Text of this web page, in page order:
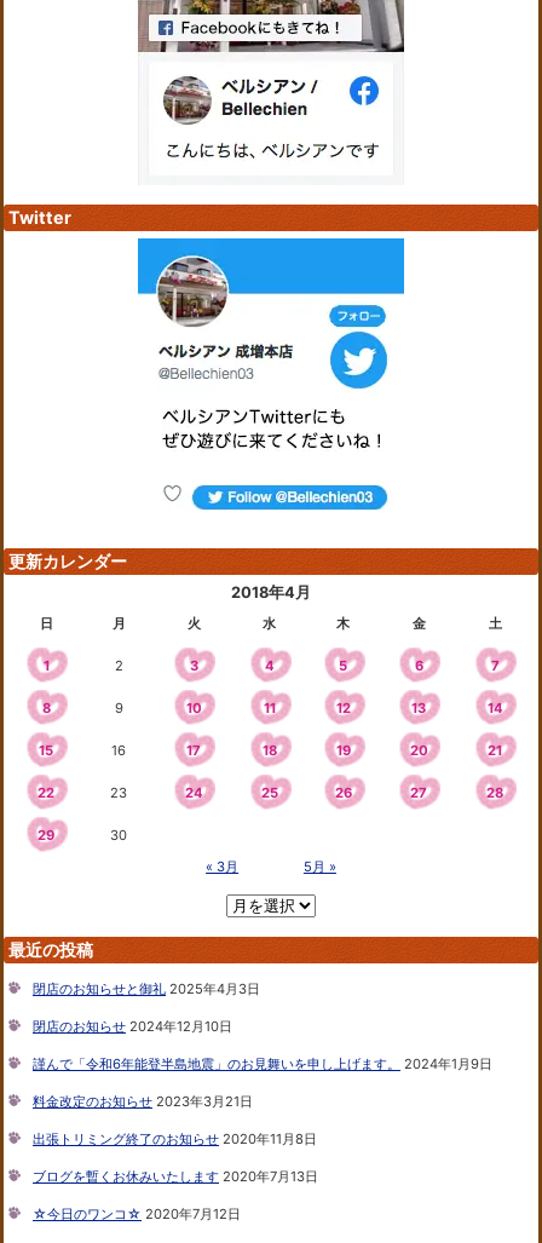
Twitter
更新カレンダー
2018年4月
日 月 火 水 木 金 土
1 2 3 4 5 6 7
8 9 10 11 12 13 14
15 16 17 18 19 20 21
22 23 24 25 26 27 28
29
30
« 3月
5月 »
最近の投稿
閉店のお知らせと御礼 2025年4月3日
閉店のお知らせ 2024年12月10日
謹んで「令和6年能登半島地震」のお見舞いを申し上げます。 2024年1月9日
料金改定のお知らせ 2023年3月21日
出張トリミング終了のお知らせ 2020年11月8日
ブログを暫くお休みいたします 2020年7月13日
☆今日のワンコ☆ 2020年7月12日